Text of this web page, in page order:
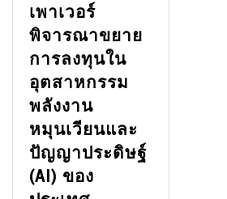
เพาเวอร์
พิจารณาขยาย
การลงทุนใน
อุตสาหกรรม
พลังงาน
หมุนเวียนและ
ปัญญาประดิษฐ์
(AI) ของ